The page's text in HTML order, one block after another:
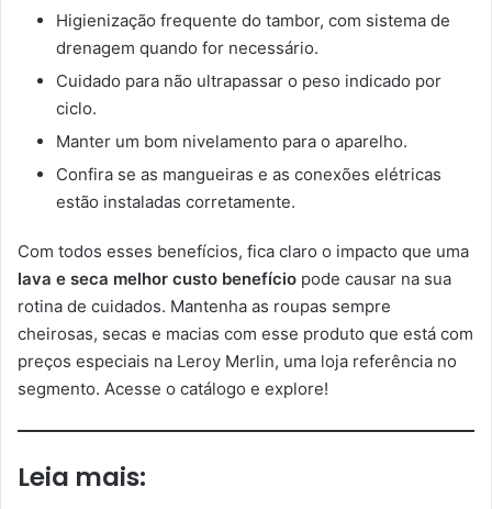
Higienização frequente do tambor, com sistema de
drenagem quando for necessário.
Cuidado para não ultrapassar o peso indicado por
ciclo.
Manter um bom nivelamento para o aparelho.
Confira se as mangueiras e as conexões elétricas
estão instaladas corretamente.
Com todos esses benefícios, fica claro o impacto que uma
lava e seca melhor custo benefício pode causar na sua
rotina de cuidados. Mantenha as roupas sempre
cheirosas, secas e macias com esse produto que está com
preços especiais na Leroy Merlin, uma loja referência no
segmento. Acesse o catálogo e explore!
Leia mais: